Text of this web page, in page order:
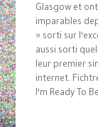
Glasgow et
imparables
» sorti sur
aussi sorti
leur premier
internet.
I'm Ready To